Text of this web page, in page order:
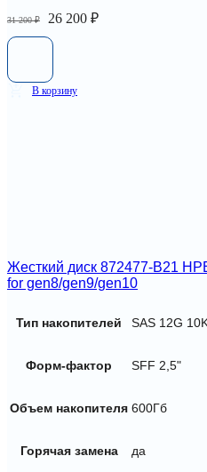
31 200₽
Первоначальная
цена
31
26 200 ₽Текущая
В корзину
Жесткий диск 872477-B21
for gen8/gen9/gen10
Тип накопителей SAS 12G
Форм-фактор SFF 2,5"
Объем накопителя 600Гб
Горячая замена да